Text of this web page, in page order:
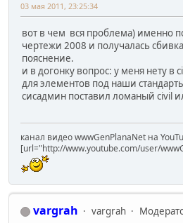
03 мая 2011, 23:25:34
вот в чем вся проблема) именно
чертежи 2008 и получалась
пояснение.
и в догонку вопрос: у меня нету
для элементов под наши
сисадмин поставил ломаный civil
канал видео wwwGenPlanaNet на
[url="http://www.youtube.com/user/
vargrah vargrah